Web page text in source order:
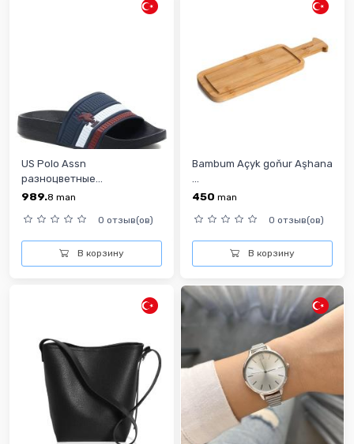
US Polo Assn
разноцветныe...
989.8 man
0 отзыв(ов)
В корзину
Bambum Açyk goňur Aşhana
450 man
0 отзыв(ов)
В корзину